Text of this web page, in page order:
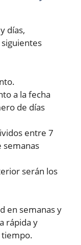
días,
a la fecha
de días
entre 7
semanas
serán los
en semanas y
rápida y
tiempo.